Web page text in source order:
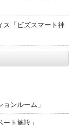
ス「ビズスマート神
ンルーム」
ト施設」